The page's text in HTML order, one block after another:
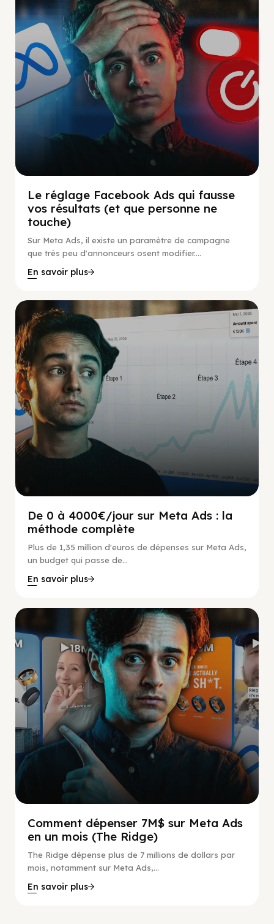
Le réglage Facebook Ads qui fausse
vos résultats (et que personne ne
touche)
Sur Meta Ads, il existe un paramètre de campagne
que très peu d'annonceurs osent modifier....
En savoir plus
De 0 à 4000€/jour sur Meta Ads : la
méthode complète
Plus de 1,35 million d'euros de dépenses sur Meta Ads,
un budget qui passe de...
En savoir plus
Social Scaling
Comment dépenser 7M$ sur Meta Ads
en un mois (The Ridge)
The Ridge dépense plus de 7 millions de dollars par
mois, notamment sur Meta Ads,...
En savoir plus